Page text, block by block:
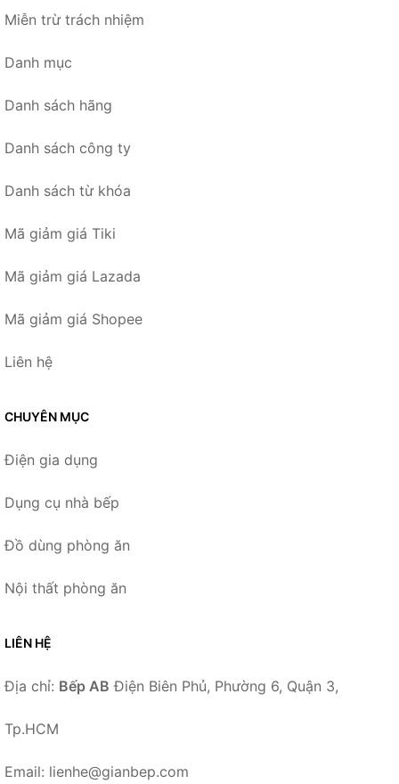
Miễn trừ trách nhiệm
Danh mục
Danh sách hãng
Danh sách công ty
Danh sách từ khóa
Mã giảm giá Tiki
Mã giảm giá Lazada
Mã giảm giá Shopee
Liên hệ
CHUYÊN MỤC
Điện gia dụng
Dụng cụ nhà bếp
Đồ dùng phòng ăn
Nội thất phòng ăn
LIÊN HỆ
Địa chỉ: Bếp AB Điện Biên Phủ, Phường 6, Quận 3,
Tp.HCM
Email: lienhe@gianbep.com